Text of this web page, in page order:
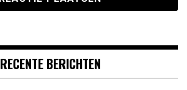
RECENTE BERICHTEN